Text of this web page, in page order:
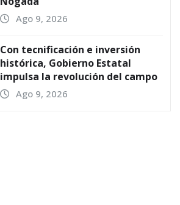
Ago 9, 2026
Con tecnificación e inversión
histórica, Gobierno Estatal
impulsa la revolución del campo
Ago 9, 2026